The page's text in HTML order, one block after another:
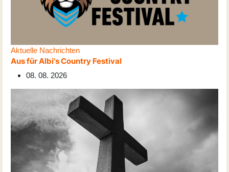
Aktuelle Nachrichten
Aus für Albi's Country Festival
08. 08. 2026